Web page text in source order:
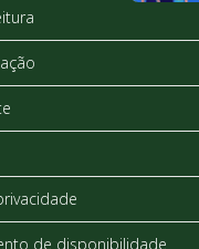
de disponibilidade